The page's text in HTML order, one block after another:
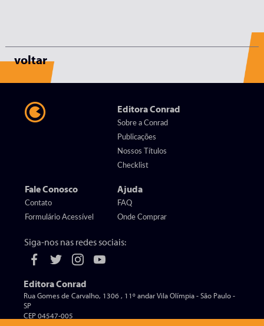
voltar
Editora Conrad
Sobre a Conrad
Publicações
Nossos Títulos
Checklist
Fale Conosco
Contato
Formulário Acessível
Ajuda
FAQ
Onde Comprar
Siga-nos nas redes sociais:
Editora Conrad
Rua Gomes de Carvalho, 1306 , 11º andar Vila Olímpia - São Paulo -
SP
CEP 04547-005